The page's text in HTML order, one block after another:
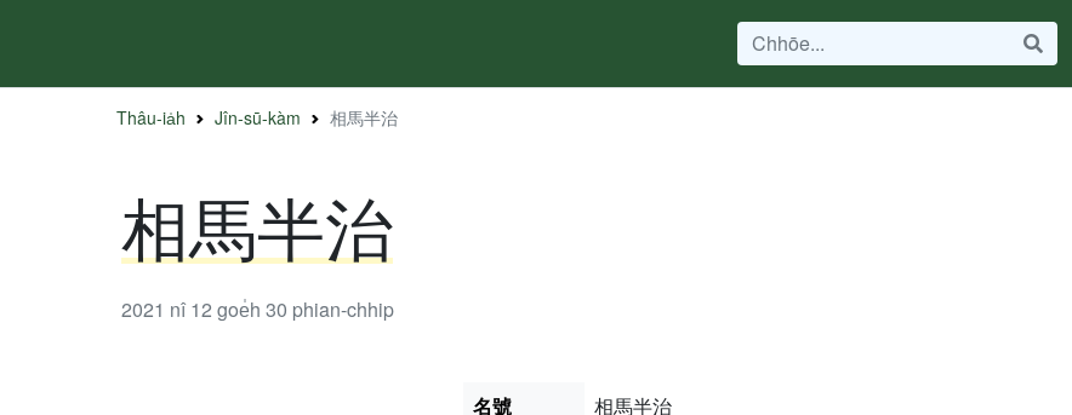
Thâu-ia̍h Jîn-sū-kàm 相馬半治
相馬半治
2021 nî 12 goe̍h 30 phian-chhip
名號 相馬半治